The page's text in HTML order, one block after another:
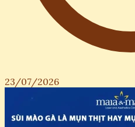
23/07/2026